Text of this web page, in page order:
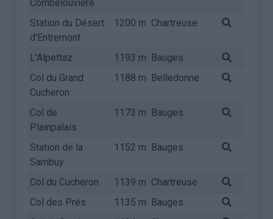
Combelouvière
Station du Désert
d'Entremont
1200 m Chartreuse
L'Alpettaz 1193 m Bauges
Col du Grand
Cucheron
1188 m Belledonne
Col de
Plainpalais
1173 m Bauges
Station de la
Sambuy
1152 m Bauges
Col du Cucheron 1139 m Chartreuse
Col des Prés
1135 m Bauges